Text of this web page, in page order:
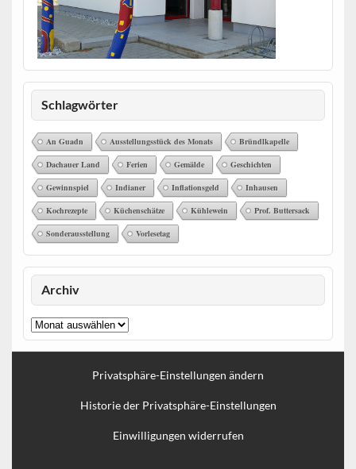
Schlagwörter
An Guadn Ausstellungsstück des Monats Bründlkapelle
Dachauer Land Ferien Gemälde Geschichten
Gewinnspiel Indianer Inflationsgeld Inhausen
Kochrezepte Küchenschätze Kühlewein Prof. Buttersack
Sonderausstellung Vorlesetag
Archiv
Archiv
Privatsphäre-Einstellungen ändern
Historie der Privatsphäre-Einstellungen
Einwilligungen widerrufen